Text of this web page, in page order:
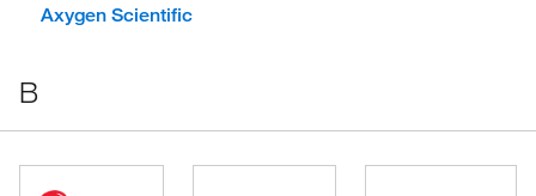
Axygen Scientific
B